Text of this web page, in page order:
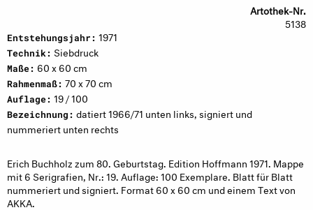
Artothek-Nr.
5138
Entstehungsjahr: 1971
Technik: Siebdruck
Maße: 60 x 60 cm
Rahmenmaß: 70 x 70 cm
Auflage: 19 / 100
Bezeichnung: datiert 1966/71 unten links, signiert und
nummeriert unten rechts
Erich Buchholz zum 80. Geburtstag. Edition Hoffmann 1971. Mappe
mit 6 Serigrafien, Nr.: 19. Auflage: 100 Exemplare. Blatt für Blatt
nummeriert und signiert. Format 60 x 60 cm und einem Text von
AKKA.